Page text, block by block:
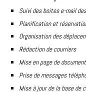
Suivi des boites e-mail
Planification et
Organisation des
Rédaction de courriers
Mise en page de
Prise de messages
Mise à jour de la base de